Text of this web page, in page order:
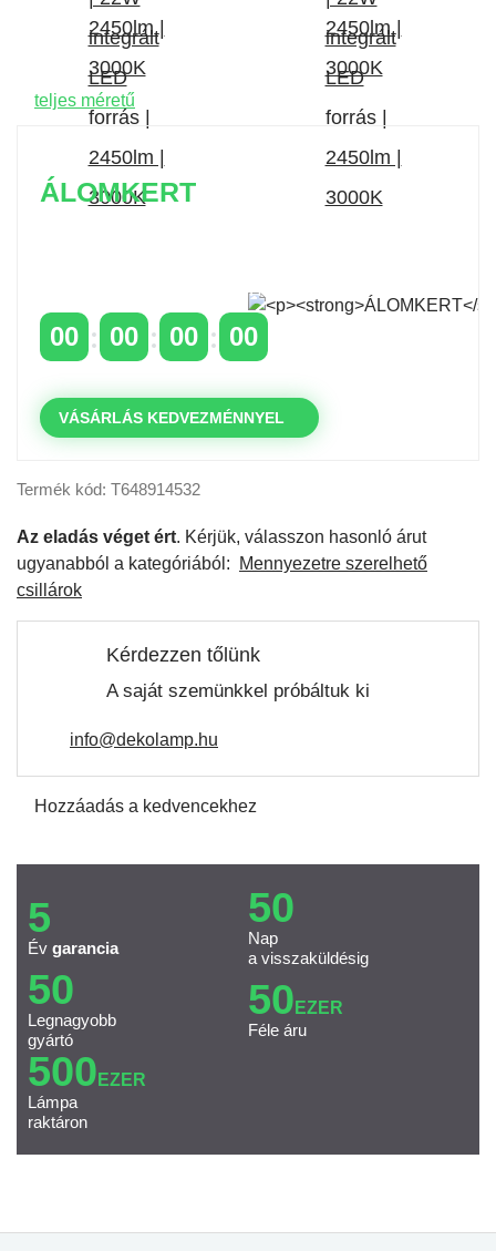
teljes méretű
ÁLOMKERT
a következő kóddal: VIP20HU
00 00 00 00
VÁSÁRLÁS KEDVEZMÉNNYEL
Termék kód: T648914532
Az eladás véget ért. Kérjük, válasszon hasonló árut
ugyanabból a kategóriából:
Mennyezetre szerelhető
csillárok
Kérdezzen tőlünk
A saját szemünkkel próbáltuk ki
info@dekolamp.hu
Hozzáadás a kedvencekhez
5
Év garancia
50
Nap
a visszaküldésig
50
Legnagyobb
gyártó
50 EZER
Féle áru
500 EZER
Lámpa
raktáron